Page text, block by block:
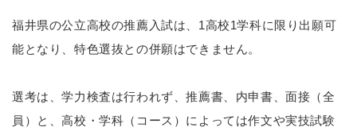
福井県の公立高校の推薦入試は、1高校1学科に限り出願可
能となり、特色選抜との併願はできません。
選考は、学力検査は行われず、推薦書、内申書、面接（全
員）と、高校・学科（コース）によっては作文や実技試験